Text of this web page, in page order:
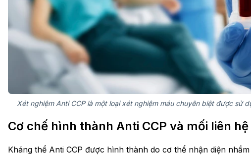
Xét nghiệm Anti CCP là một loại xét nghiệm máu chuyên biệt được sử
Cơ chế hình thành Anti CCP và mối liên
Kháng thể Anti CCP được hình thành do cơ thể nhận diện